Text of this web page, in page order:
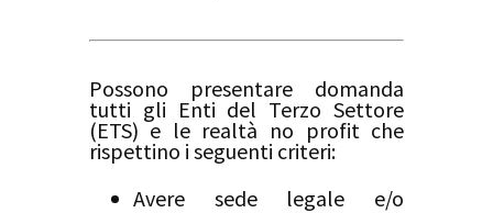
Possono presentare domanda
tutti gli Enti del Terzo Settore
(ETS) e le realtà no profit che
rispettino i seguenti criteri:
Avere sede legale e/o